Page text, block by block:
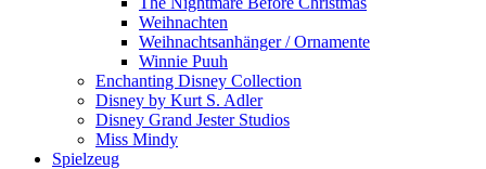
Weihnachten
Weihnachtsanhänger / Ornamente
Winnie Puuh
Enchanting Disney Collection
Disney by Kurt S. Adler
Disney Grand Jester Studios
Miss Mindy
Spielzeug